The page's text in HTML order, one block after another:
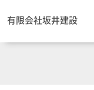
有限会社坂井建設